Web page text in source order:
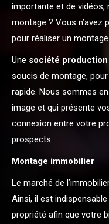
importante et de vidéos,
montage ? Vous n’avez
pour réaliser un
Une société production
soucis de montage,
rapide. Nous sommes
image et qui présente
connexion entre votre
prospects.
Montage immobilier
Le marché de
Ainsi, il est
propriété afin que votre